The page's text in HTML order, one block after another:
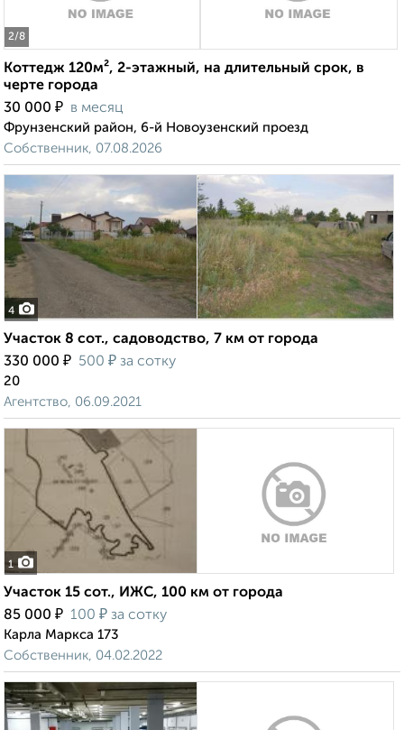
2/8
Коттедж 120м², 2-этажный, на длительный срок, в
черте города
30 000 ₽ в месяц
Фрунзенский район, 6-й Новоузенский проезд
Собственник, 07.08.2026
4
Участок 8 сот., садоводство, 7 км от города
330 000 ₽ 500 ₽ за сотку
20
Агентство, 06.09.2021
1
Участок 15 сот., ИЖС, 100 км от города
85 000 ₽ 100 ₽ за сотку
Карла Маркса 173
Собственник, 04.02.2022